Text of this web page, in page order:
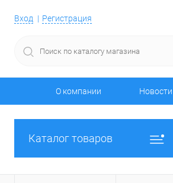
Вход Регистрация
О компании Новости
Каталог товаров